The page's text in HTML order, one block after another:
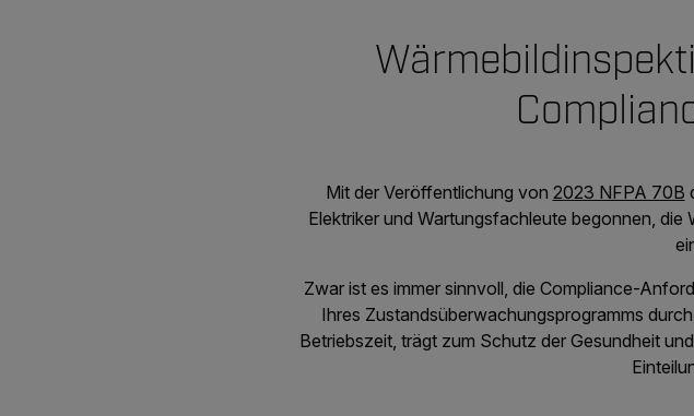
Mit der Veröffentlichung von 2023 NFPA 70B
Elektriker und Wartungsfachleute begonnen,
Zwar ist es immer sinnvoll, die Compliance-
Ihres Zustandsüberwachungsprogramms
Betriebszeit, trägt zum Schutz der Gesundheit